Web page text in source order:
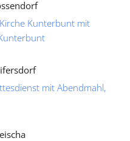
Kunterbunt mit
mit Abendmahl,